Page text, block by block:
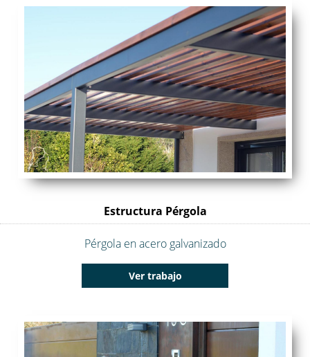
Estructura Pérgola
Pérgola en acero galvanizado
Ver trabajo